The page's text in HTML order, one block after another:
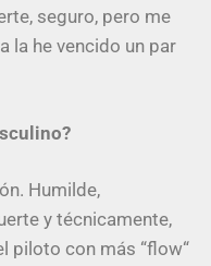
seguro, pero me
la he vencido un par
Humilde,
y técnicamente,
piloto con más “flow“